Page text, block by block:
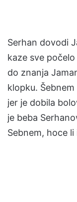
Serhan dovodi
kaze sve
do znanja
klopku.
jer je dobila
je beba
Sebnem, hoce